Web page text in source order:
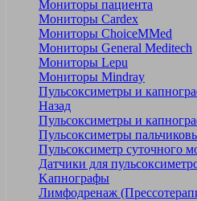
Мониторы пациента
Мониторы Cardex
Мониторы ChoiceMMed
Мониторы General Meditech
Мониторы Lepu
Мониторы Mindray
Пульсоксиметры и
Назад
Пульсоксиметры и
Пульсоксиметры
Пульсоксиметр суточного
Датчики для
Kапнографы
Лимфодренаж